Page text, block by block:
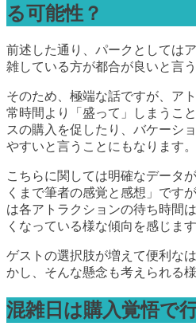
る可能性？
前述した通り、パークとしては
雑している方が都合が良いと言
そのため、極端な話ですが、ア
常時間より「盛って」しまうこ
スの購入を促したり、バケーシ
やすいと言うことにもなります。
こちらに関しては明確なデータ
くまで筆者の感覚と感想」です
は各アトラクションの待ち時間
くなっている様な傾向を感じます
ゲストの選択肢が増えて便利な
かし、そんな懸念も考えられる
混雑日は購入覚悟で